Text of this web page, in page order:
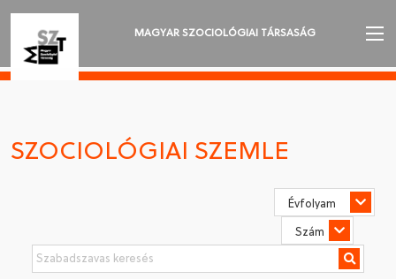
MAGYAR SZOCIOLÓGIAI TÁRSASÁG
SZOCIOLÓGIAI SZEMLE
SZOCIOLÓGIAI SZEMLE